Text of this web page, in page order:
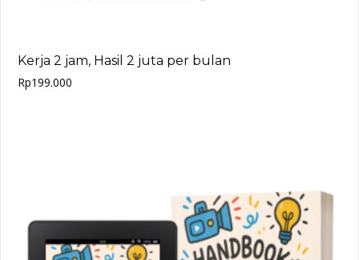
Kerja 2 jam, Hasil 2 juta per bulan
Rp199.000